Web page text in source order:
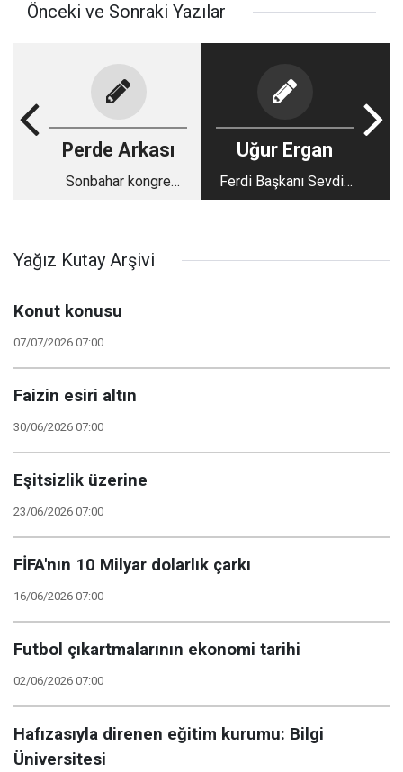
Önceki ve Sonraki Yazılar
Perde Arkası
Sonbahar kongre
Uğur Ergan
Ferdi Başkanı Sevdik
Çünkü…
Yağız Kutay Arşivi
Konut konusu
07/07/2026 07:00
Faizin esiri altın
30/06/2026 07:00
Eşitsizlik üzerine
23/06/2026 07:00
FİFA'nın 10 Milyar dolarlık çarkı
16/06/2026 07:00
Futbol çıkartmalarının ekonomi tarihi
02/06/2026 07:00
Hafızasıyla direnen eğitim kurumu: Bilgi
Üniversitesi